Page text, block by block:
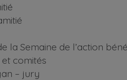
la Semaine de l’action
et comités
– jury